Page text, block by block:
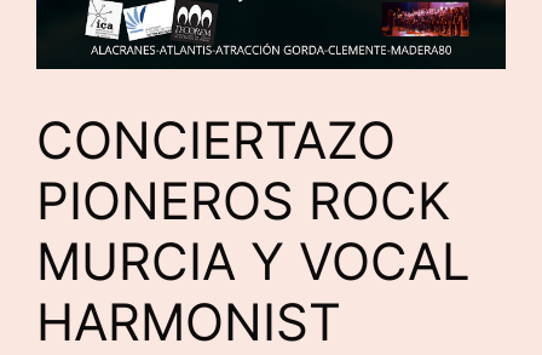
CONCIERTAZO
PIONEROS ROCK
MURCIA Y VOCAL
HARMONIST